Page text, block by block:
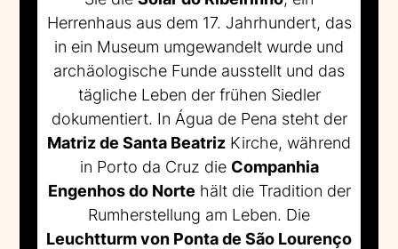
Herrenhaus aus dem 17. Jahrhundert, das
in ein Museum umgewandelt wurde und
archäologische Funde ausstellt und das
tägliche Leben der frühen Siedler
dokumentiert. In Água de Pena steht der
Matriz de Santa Beatriz Kirche, während
in Porto da Cruz die Companhia
Engenhos do Norte hält die Tradition der
Rumherstellung am Leben. Die
Leuchtturm von Ponta de São Lourenço